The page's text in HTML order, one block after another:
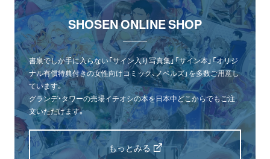
SHOSEN ONLINE SHOP
書泉でしか手に入らない「サイン入り写真集」「サイン本」「オリジ
ナル有償特典付きの女性向けコミック、ノベルズ」を多数ご用意し
ています。
グランデ・タワーの売場イチオシの本を日本中どこからでもご注
文いただけます。
もっとみる